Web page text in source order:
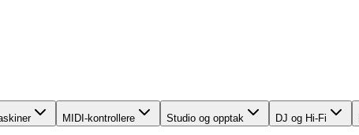
MIDI-kontrollere Studio og opptak DJ og Hi-Fi